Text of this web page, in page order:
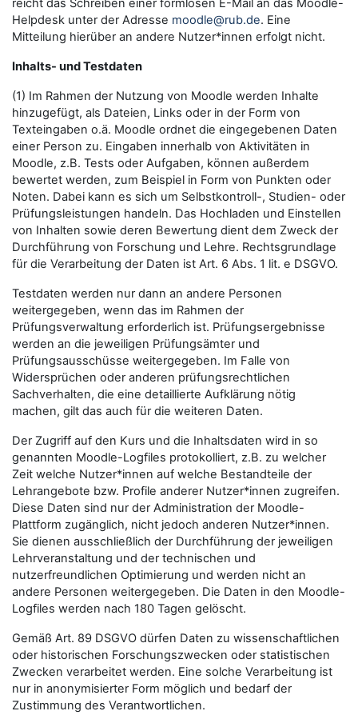
reicht das Schreiben einer formlosen E-Mail an das Moodle-
Helpdesk unter der Adresse moodle@rub.de. Eine
Mitteilung hierüber an andere Nutzer*innen erfolgt nicht.
Inhalts- und Testdaten
(1) Im Rahmen der Nutzung von Moodle werden Inhalte
hinzugefügt, als Dateien, Links oder in der Form von
Texteingaben o.ä. Moodle ordnet die eingegebenen Daten
einer Person zu. Eingaben innerhalb von Aktivitäten in
Moodle, z.B. Tests oder Aufgaben, können außerdem
bewertet werden, zum Beispiel in Form von Punkten oder
Noten. Dabei kann es sich um Selbstkontroll-, Studien- oder
Prüfungsleistungen handeln. Das Hochladen und Einstellen
von Inhalten sowie deren Bewertung dient dem Zweck der
Durchführung von Forschung und Lehre. Rechtsgrundlage
für die Verarbeitung der Daten ist Art. 6 Abs. 1 lit. e DSGVO.
Testdaten werden nur dann an andere Personen
weitergegeben, wenn das im Rahmen der
Prüfungsverwaltung erforderlich ist. Prüfungsergebnisse
werden an die jeweiligen Prüfungsämter und
Prüfungsausschüsse weitergegeben. Im Falle von
Widersprüchen oder anderen prüfungsrechtlichen
Sachverhalten, die eine detaillierte Aufklärung nötig
machen, gilt das auch für die weiteren Daten.
Der Zugriff auf den Kurs und die Inhaltsdaten wird in so
genannten Moodle-Logfiles protokolliert, z.B. zu welcher
Zeit welche Nutzer*innen auf welche Bestandteile der
Lehrangebote bzw. Profile anderer Nutzer*innen zugreifen.
Diese Daten sind nur der Administration der Moodle-
Plattform zugänglich, nicht jedoch anderen Nutzer*innen.
Sie dienen ausschließlich der Durchführung der jeweiligen
Lehrveranstaltung und der technischen und
nutzerfreundlichen Optimierung und werden nicht an
andere Personen weitergegeben. Die Daten in den Moodle-
Logfiles werden nach 180 Tagen gelöscht.
Gemäß Art. 89 DSGVO dürfen Daten zu wissenschaftlichen
oder historischen Forschungszwecken oder statistischen
Zwecken verarbeitet werden. Eine solche Verarbeitung ist
nur in anonymisierter Form möglich und bedarf der
Zustimmung des Verantwortlichen.